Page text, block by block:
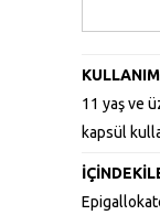
11 yaş ve
kapsül